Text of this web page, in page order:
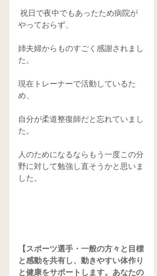
やっておらず、
姉夫婦からものすごく感謝されまし
た。
現在トレーナーで活動しているた
め、
自分が柔道整復師だと忘れていまし
た。
人のためになるならもう一度この分
野に対して勉強し直そうかと思いま
した。
【スポーツ選手・一般の方々と目標
と感動を共有し、動きやすい体作り
と健康をサポートします。あなたの